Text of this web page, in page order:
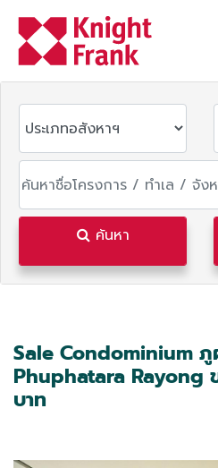
ค้นหา
Sale Condominium ภู
Phuphatara Rayong
บาท